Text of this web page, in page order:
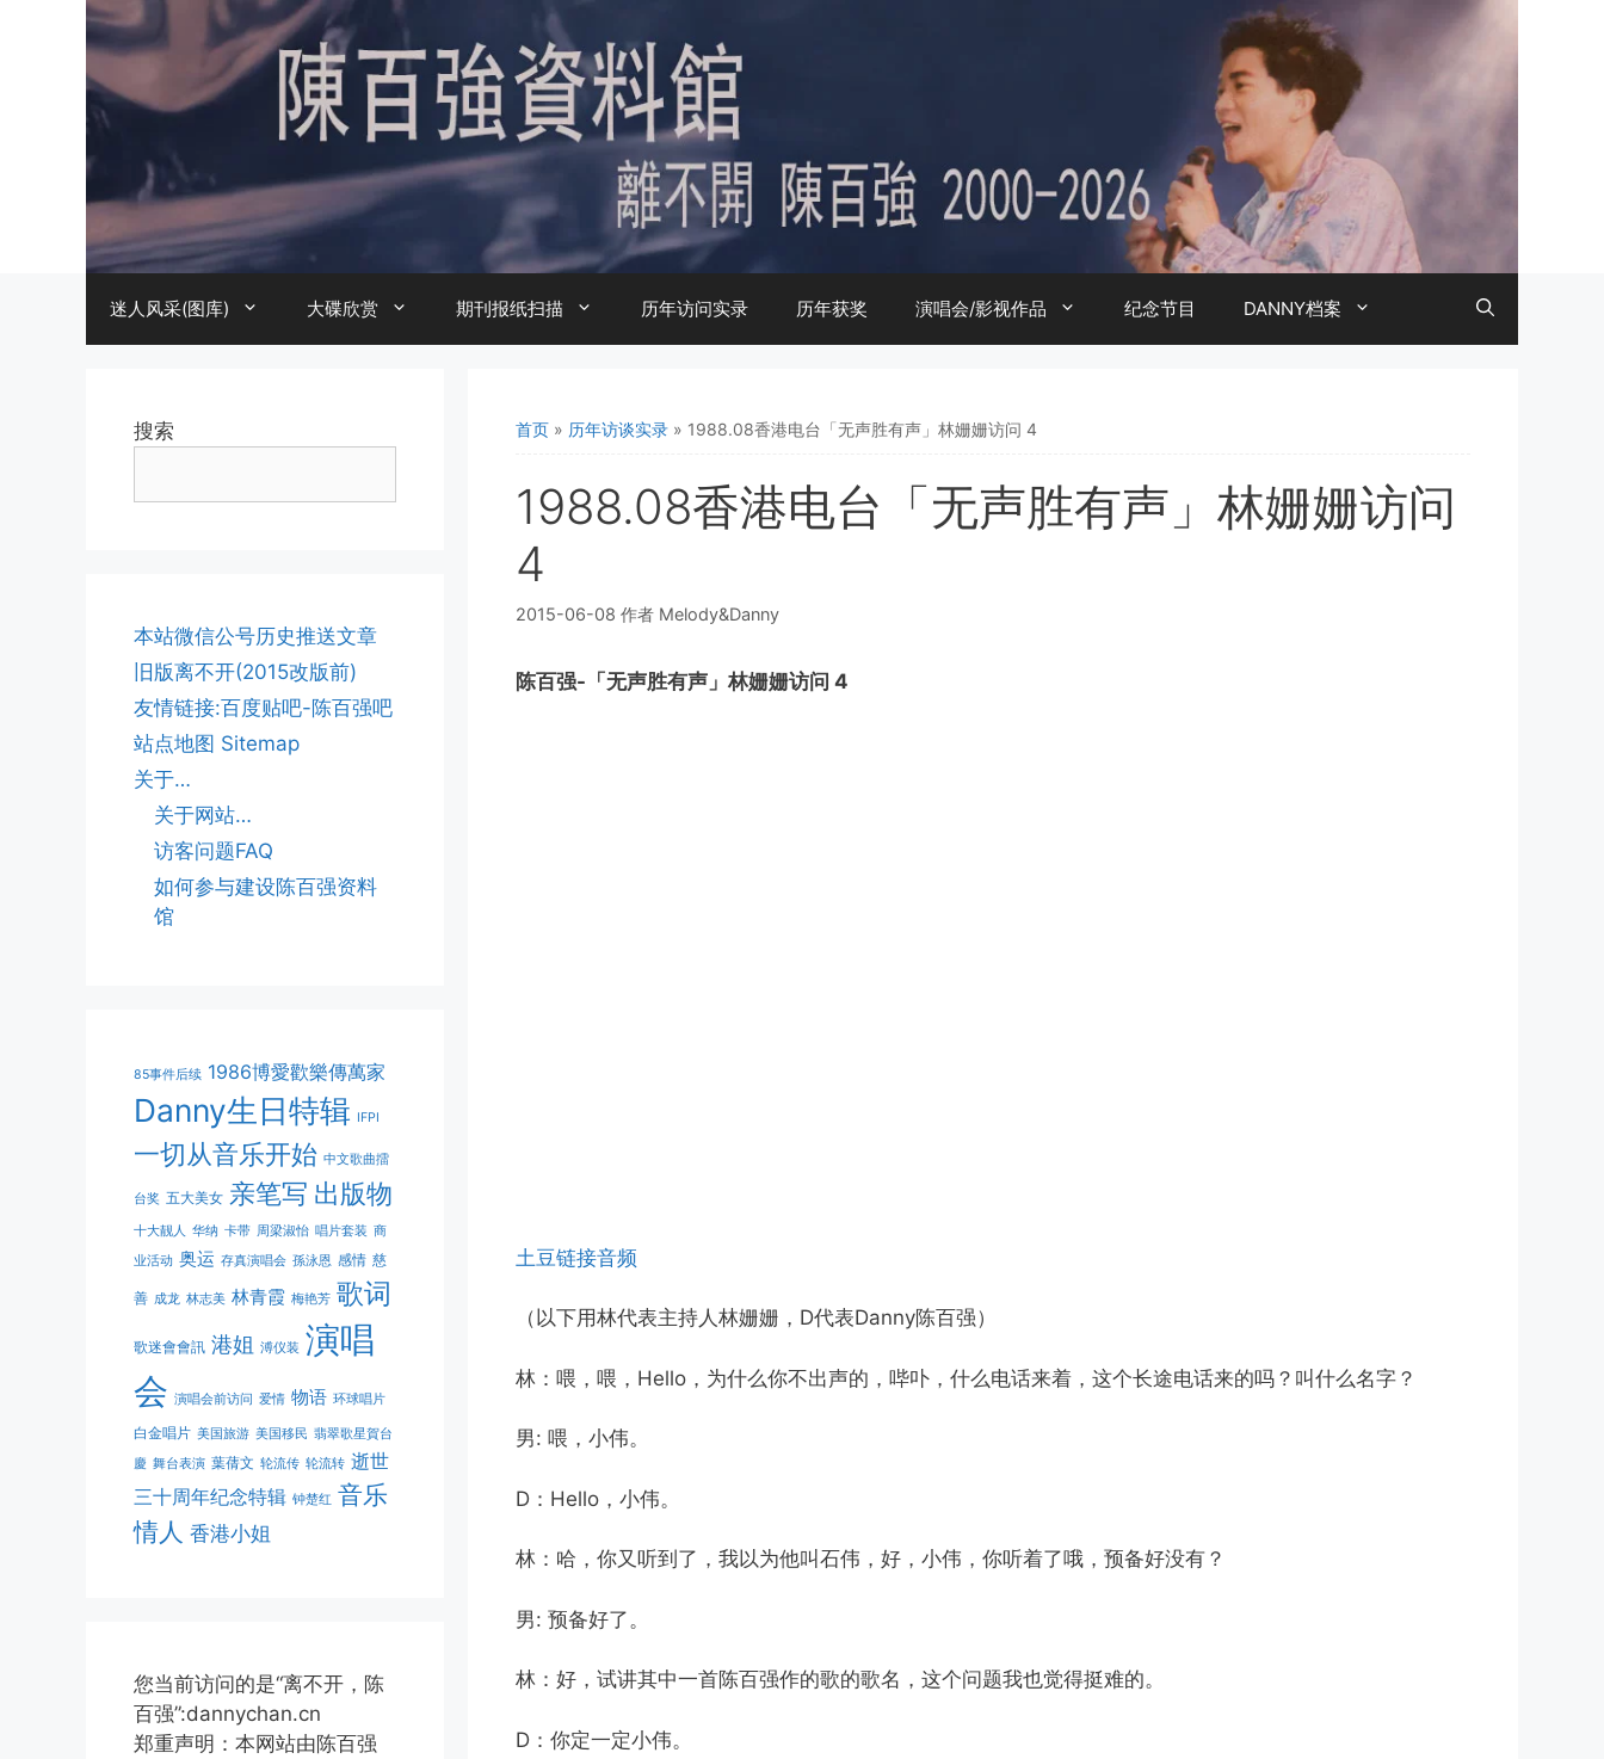
迷人风采(图库) 大碟欣赏 期刊报纸扫描 历年访问实录 历年获奖 演唱会/影视作品 纪念节目 DANNY档案
首页 » 历年访谈实录 » 1988.08香港电台「无声胜有声」林姗姗访问 4
1988.08香港电台「无声胜有声」林姗姗访问
4
2015-06-08 作者 Melody&Danny
陈百强-「无声胜有声」林姗姗访问 4
土豆链接音频
（以下用林代表主持人林姗姗，D代表Danny陈百强）
林：喂，喂，Hello，为什么你不出声的，哔卟，什么电话来着，这个长途电话来的吗？叫什么名字？
男: 喂，小伟。
D：Hello，小伟。
林：哈，你又听到了，我以为他叫石伟，好，小伟，你听着了哦，预备好没有？
男: 预备好了。
林：好，试讲其中一首陈百强作的歌的歌名，这个问题我也觉得挺难的。
D：你定一定小伟。
搜索
本站微信公号历史推送文章
旧版离不开(2015改版前)
友情链接:百度贴吧-陈百强吧
站点地图 Sitemap
关于…
关于网站…
访客问题FAQ
如何参与建设陈百强资料
馆
85事件后续 1986博愛歡樂傳萬家
Danny生日特辑 IFPI
一切从音乐开始 中文歌曲擂
台奖 五大美女 亲笔写 出版物
十大靓人 华纳 卡带 周梁淑怡 唱片套装 商
业活动 奥运 存真演唱会 孫泳恩 感情 慈
善 成龙 林志美 林青霞 梅艳芳 歌词
歌迷會會訊 港姐 溥仪装 演唱
会 演唱会前访问 爱情 物语 环球唱片
白金唱片 美国旅游 美国移民 翡翠歌星賀台
慶 舞台表演 葉蒨文 轮流传 轮流转 逝世
三十周年纪念特辑 钟楚红 音乐
情人 香港小姐
您当前访问的是“离不开，陈
百强”:dannychan.cn
郑重声明：本网站由陈百强